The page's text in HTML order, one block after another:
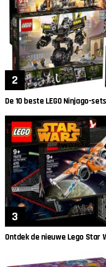
De 10 beste LEGO Ninjago-
Ontdek de nieuwe Lego Star